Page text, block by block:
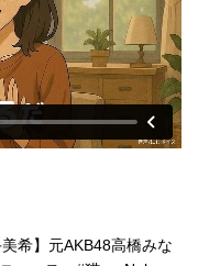
希】元AKB48高橋みな